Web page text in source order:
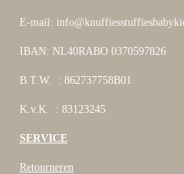
E-mail:
IBAN: NL40RABO 0370597826
B.T.W. : 862737758B01
K.v.K. : 83123245
SERVICE
Retourneren